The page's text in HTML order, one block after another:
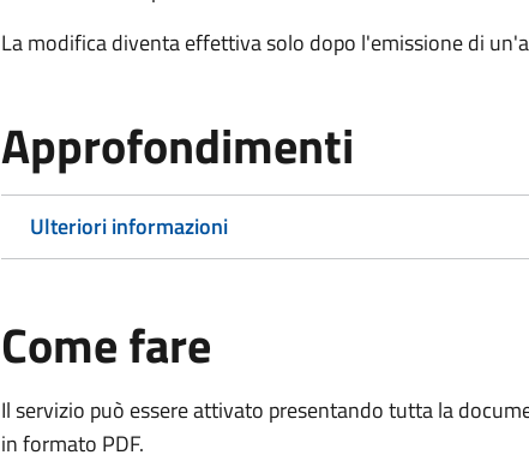
La modifica diventa effettiva solo dopo l'emissione di
Approfondimenti
Ulteriori informazioni
Come fare
Il servizio può essere attivato presentando tutta la
in formato PDF.